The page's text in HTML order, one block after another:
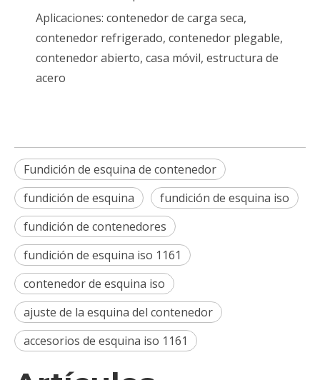
Aplicaciones: contenedor de carga seca,
contenedor refrigerado, contenedor plegable,
contenedor abierto, casa móvil, estructura de
acero
Fundición de esquina de contenedor
fundición de esquina
fundición de esquina iso
fundición de contenedores
fundición de esquina iso 1161
contenedor de esquina iso
ajuste de la esquina del contenedor
accesorios de esquina iso 1161